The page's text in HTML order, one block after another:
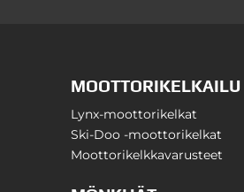
MOOTTORIKELKAILU
Lynx-moottorikelkat
Ski-Doo -moottorikelkat
Moottorikelkkavarusteet